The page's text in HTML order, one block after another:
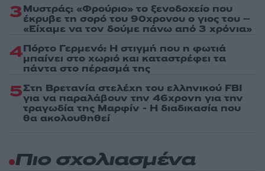
3Μυστράς: «Φρούριο» το ξενοδοχείο που
έκρυβε τη σορό του 90χρονου ο γιος του –
«Είχαμε να τον δούμε πάνω από 3 χρόνια»
4Πόρτο Γερμενό: Η στιγμή που η φωτιά
μπαίνει στο χωριό και καταστρέφει τα
πάντα στο πέρασμά της
5Στη Βρετανία στελέχη του ελληνικού FBI
για να παραλάβουν την 46χρονη για την
τραγωδία της Μαρφίν - Η διαδικασία που
θα ακολουθηθεί
Πιο σχολιασμένα